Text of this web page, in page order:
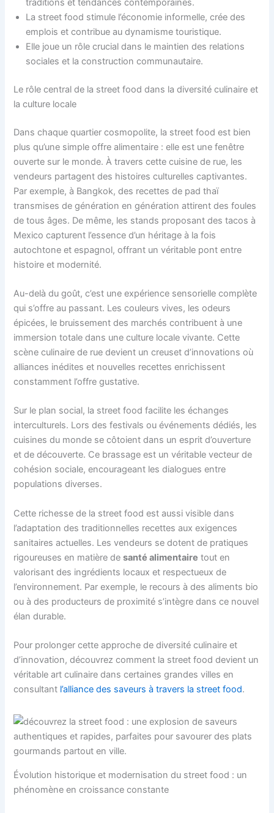
traditions et tendances contemporaines.
La street food stimule l’économie informelle, crée des
emplois et contribue au dynamisme touristique.
Elle joue un rôle crucial dans le maintien des relations
sociales et la construction communautaire.
Le rôle central de la street food dans la diversité culinaire et
la culture locale
Dans chaque quartier cosmopolite, la street food est bien
plus qu’une simple offre alimentaire : elle est une fenêtre
ouverte sur le monde. À travers cette cuisine de rue, les
vendeurs partagent des histoires culturelles captivantes.
Par exemple, à Bangkok, des recettes de pad thaï
transmises de génération en génération attirent des foules
de tous âges. De même, les stands proposant des tacos à
Mexico capturent l’essence d’un héritage à la fois
autochtone et espagnol, offrant un véritable pont entre
histoire et modernité.
Au-delà du goût, c’est une expérience sensorielle complète
qui s’offre au passant. Les couleurs vives, les odeurs
épicées, le bruissement des marchés contribuent à une
immersion totale dans une culture locale vivante. Cette
scène culinaire de rue devient un creuset d’innovations où
alliances inédites et nouvelles recettes enrichissent
constamment l’offre gustative.
Sur le plan social, la street food facilite les échanges
interculturels. Lors des festivals ou événements dédiés, les
cuisines du monde se côtoient dans un esprit d’ouverture
et de découverte. Ce brassage est un véritable vecteur de
cohésion sociale, encourageant les dialogues entre
populations diverses.
Cette richesse de la street food est aussi visible dans
l’adaptation des traditionnelles recettes aux exigences
sanitaires actuelles. Les vendeurs se dotent de pratiques
rigoureuses en matière desanté alimentaire tout en
valorisant des ingrédients locaux et respectueux de
l’environnement. Par exemple, le recours à des aliments bio
ou à des producteurs de proximité s’intègre dans ce nouvel
élan durable.
Pour prolonger cette approche de diversité culinaire et
d’innovation, découvrez comment la street food devient un
véritable art culinaire dans certaines grandes villes en
consultant l’alliance des saveurs à travers la street food.
Évolution historique et modernisation du street food : un
phénomène en croissance constante